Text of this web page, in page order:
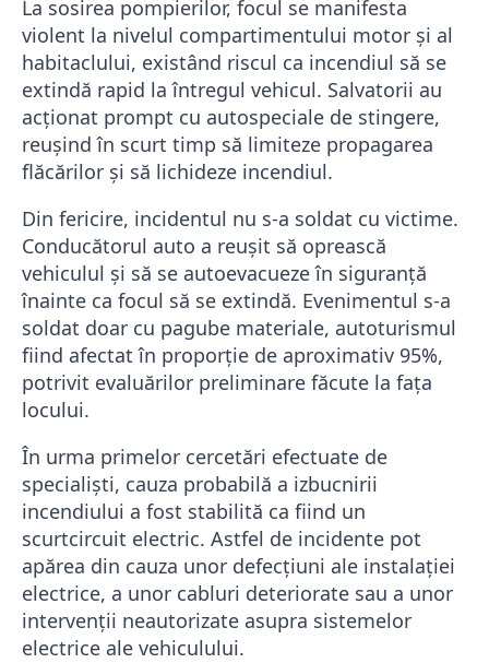
La sosirea pompierilor, focul se manifesta
violent la nivelul compartimentului motor și al
habitaclului, existând riscul ca incendiul să se
extindă rapid la întregul vehicul. Salvatorii au
acționat prompt cu autospeciale de stingere,
reușind în scurt timp să limiteze propagarea
flăcărilor și să lichideze incendiul.
Din fericire, incidentul nu s-a soldat cu victime.
Conducătorul auto a reușit să oprească
vehiculul și să se autoevacueze în siguranță
înainte ca focul să se extindă. Evenimentul s-a
soldat doar cu pagube materiale, autoturismul
fiind afectat în proporție de aproximativ 95%,
potrivit evaluărilor preliminare făcute la fața
locului.
În urma primelor cercetări efectuate de
specialiști, cauza probabilă a izbucnirii
incendiului a fost stabilită ca fiind un
scurtcircuit electric. Astfel de incidente pot
apărea din cauza unor defecțiuni ale instalației
electrice, a unor cabluri deteriorate sau a unor
intervenții neautorizate asupra sistemelor
electrice ale vehiculului.